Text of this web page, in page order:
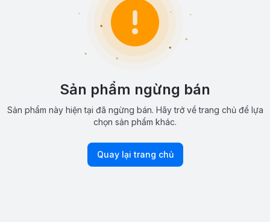
Sản phẩm ngừng bán
Sản phẩm này hiện tại đã ngừng bán. Hãy trở về trang chủ để lựa
chọn sản phẩm khác.
Quay lại trang chủ